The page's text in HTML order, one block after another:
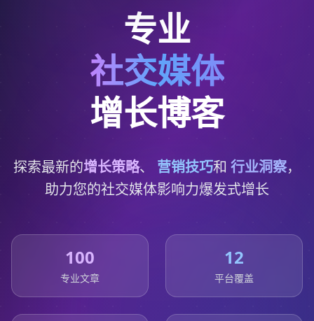
专业
社交媒体
增长博客
探索最新的增长策略、 营销技巧和 行业洞察，
助力您的社交媒体影响力爆发式增长
100
专业文章
12
平台覆盖